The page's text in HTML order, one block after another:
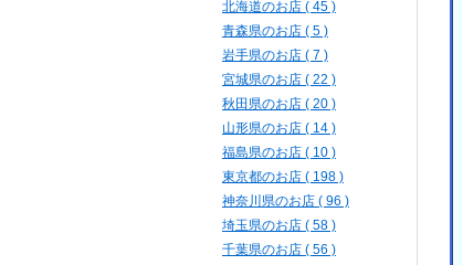
北海道のお店 ( 45 )
青森県のお店 ( 5 )
岩手県のお店 ( 7 )
宮城県のお店 ( 22 )
秋田県のお店 ( 20 )
山形県のお店 ( 14 )
福島県のお店 ( 10 )
東京都のお店 ( 198 )
神奈川県のお店 ( 96 )
埼玉県のお店 ( 58 )
千葉県のお店 ( 56 )